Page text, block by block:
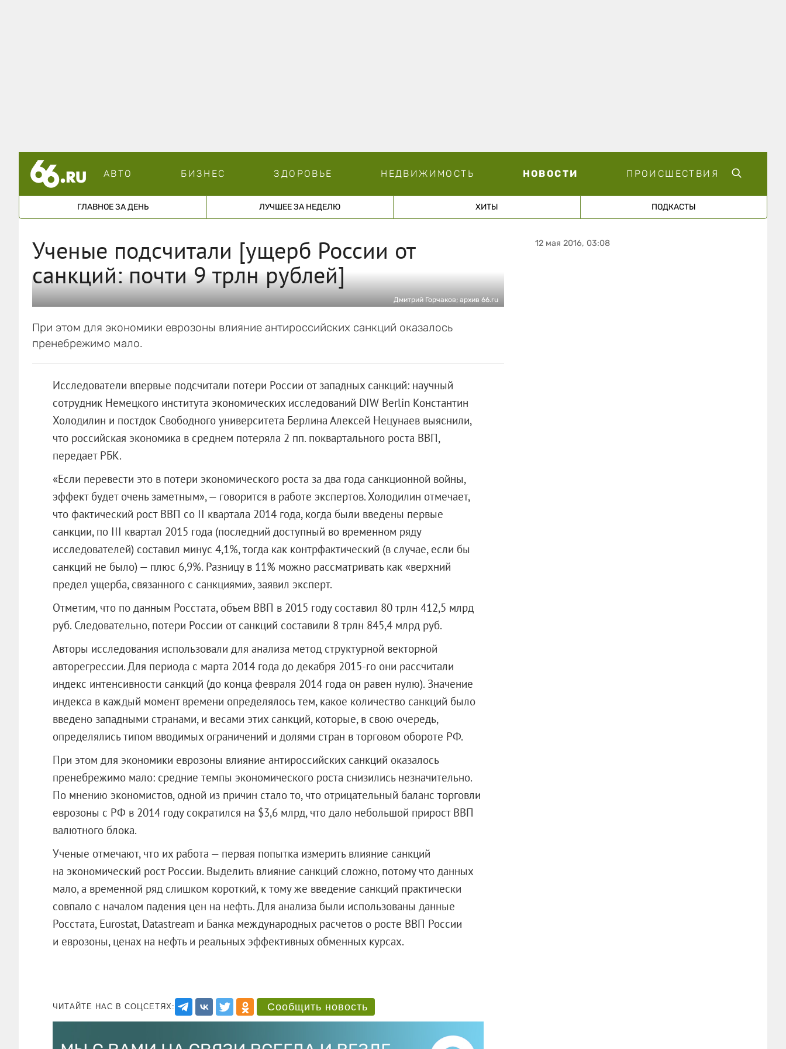
АВТО БИЗНЕС ЗДОРОВЬЕ НЕДВИЖИМОСТЬ НОВОСТИ ПРОИСШЕСТВИЯ
ГЛАВНОЕ ЗА ДЕНЬ ЛУЧШЕЕ ЗА НЕДЕЛЮ ХИТЫ ПОДКАСТЫ
Ученые подсчитали [ущерб России от
санкций: почти 9 трлн рублей]
Дмитрий Горчаков; архив 66.ru
При этом для экономики еврозоны влияние антироссийских санкций оказалось
пренебрежимо мало.
Исследователи впервые подсчитали потери России от западных санкций: научный
сотрудник Немецкого института экономических исследований DIW Berlin Константин
Холодилин и постдок Свободного университета Берлина Алексей Нецунаев выяснили,
что российская экономика в среднем потеряла 2 пп. поквартального роста ВВП,
передает РБК.
«Если перевести это в потери экономического роста за два года санкционной войны,
эффект будет очень заметным», — говорится в работе экспертов. Холодилин отмечает,
что фактический рост ВВП со II квартала 2014 года, когда были введены первые
санкции, по III квартал 2015 года (последний доступный во временном ряду
исследователей) составил минус 4,1%, тогда как контрфактический (в случае, если бы
санкций не было) — плюс 6,9%. Разницу в 11% можно рассматривать как «верхний
предел ущерба, связанного с санкциями», заявил эксперт.
Отметим, что по данным Росстата, объем ВВП в 2015 году составил 80 трлн 412,5 млрд
руб. Следовательно, потери России от санкций составили 8 трлн 845,4 млрд руб.
Авторы исследования использовали для анализа метод структурной векторной
авторегрессии. Для периода с марта 2014 года до декабря 2015-го они рассчитали
индекс интенсивности санкций (до конца февраля 2014 года он равен нулю). Значение
индекса в каждый момент времени определялось тем, какое количество санкций было
введено западными странами, и весами этих санкций, которые, в свою очередь,
определялись типом вводимых ограничений и долями стран в торговом обороте РФ.
При этом для экономики еврозоны влияние антироссийских санкций оказалось
пренебрежимо мало: средние темпы экономического роста снизились незначительно.
По мнению экономистов, одной из причин стало то, что отрицательный баланс торговли
еврозоны с РФ в 2014 году сократился на $3,6 млрд, что дало небольшой прирост ВВП
валютного блока.
Ученые отмечают, что их работа — первая попытка измерить влияние санкций
на экономический рост России. Выделить влияние санкций сложно, потому что данных
мало, а временной ряд слишком короткий, к тому же введение санкций практически
совпало с началом падения цен на нефть. Для анализа были использованы данные
Росстата, Eurostat, Datastream и Банка международных расчетов о росте ВВП России
и еврозоны, ценах на нефть и реальных эффективных обменных курсах.
ЧИТАЙТЕ НАС В СОЦСЕТЯХ: Сообщить новость
12 мая 2016, 03:08